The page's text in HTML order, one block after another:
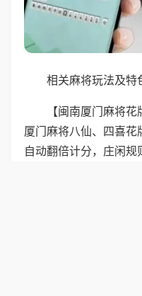
相关麻将玩法及特
【闽南厦门麻将
厦门麻将八仙、四喜
自动翻倍计分，庄闲